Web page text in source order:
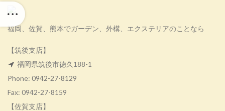
福岡、佐賀、熊本でガーデン、外構、エクステリアのことなら
【筑後支店】
福岡県筑後市徳久188-1
Phone: 0942-27-8129
Fax: 0942-27-8159
【佐賀支店】